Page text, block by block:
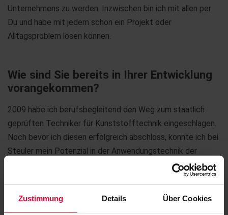
Zustimmung Details Über Cookies
Unternehmens zu werden. Inzwischen bin ich mit allen per
Du und habe mit jedem schon ein Projekt oder
Alltagsproblem lösen können.
Wie sind Sie bereits in Ihrer Entwicklung
vorangekommen?
2009 habe ich berufsbegleitend den Weg zum staatlich
geprüften Techniker für Kunststofftechnik eingeschlagen.
Noch bevor ich diesen erfolgreich abschloss, konnte ich bei
Steuler mein Potenzial in der Anwendungstechnik der
Kunststofftechnik unter Beweis stellen und schließlich
meinen Vorgänger nach zwei lehrreichen gemeinsamen
Jahren in den wohlverdienten Ruhestand verabschieden.
Das ist nun schon 10 Jahre her und seitdem ist sehr viel